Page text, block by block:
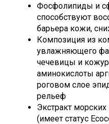
Фосфолипиды и
способствуют
барьера кожи,
Композиция из
увлажняющего
чечевицы и
аминокислоты
роговом слое
рельеф
Экстракт
(имеет статус